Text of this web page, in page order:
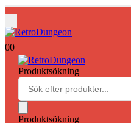
00
Produktsökning
Produktsökning